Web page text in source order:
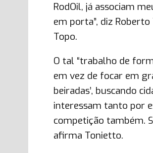
RodOil, já associam
em porta”, diz
Topo.
O tal “trabalho de
em vez de focar em
beiradas’, buscando
interessam tanto por
competição também.
afirma Tonietto.